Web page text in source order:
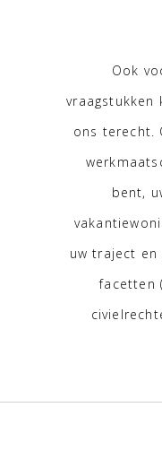
Ook
ons terecht.
bent,
uw traject
facetten